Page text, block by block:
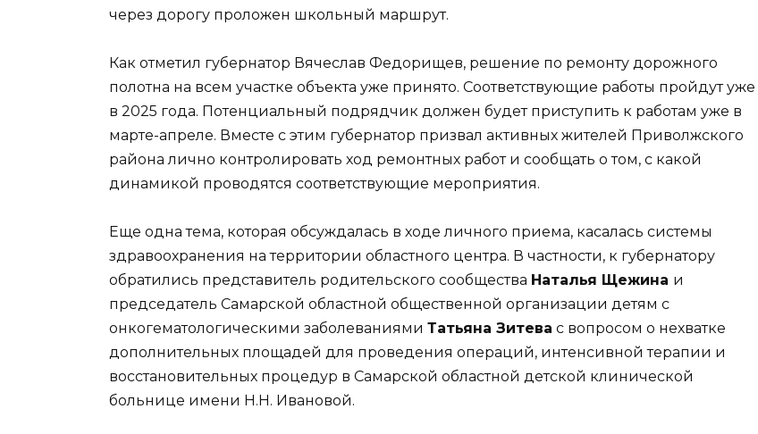
через дорогу проложен школьный маршрут.
Как отметил губернатор Вячеслав Федорищев, решение по ремонту дорожного
полотна на всем участке объекта уже принято. Соответствующие работы пройдут уже
в 2025 года. Потенциальный подрядчик должен будет приступить к работам уже в
марте-апреле. Вместе с этим губернатор призвал активных жителей Приволжского
района лично контролировать ход ремонтных работ и сообщать о том, с какой
динамикой проводятся соответствующие мероприятия.
Еще одна тема, которая обсуждалась в ходе личного приема, касалась системы
здравоохранения на территории областного центра. В частности, к губернатору
обратились представитель родительского сообщества Наталья Щежина и
председатель Самарской областной общественной организации детям с
онкогематологическими заболеваниями Татьяна Зитева с вопросом о нехватке
дополнительных площадей для проведения операций, интенсивной терапии и
восстановительных процедур в Самарской областной детской клинической
больнице имени Н.Н. Ивановой.